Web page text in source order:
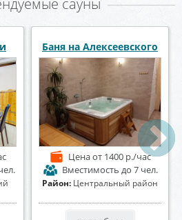
Сауна Эдесса
Ценаот 600 р./час
Вместимость до 12 чел.
Район:Коминтерновский